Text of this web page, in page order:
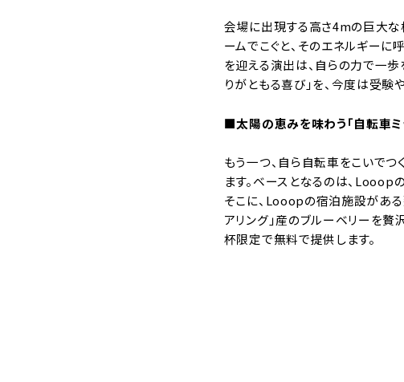
会場に出現する高さ4mの巨大な
ームでこぐと、そのエネルギー
を迎える演出は、自らの力で一
りがともる喜び」を、今度は受
■太陽の恵みを味わう「自転車ミ
もう一つ、自ら自転車をこいでつ
ます。ベースとなるのは、Looop
そこに、Looopの宿泊施設がある
アリング」産のブルーベリーを
杯限定で無料で提供します。